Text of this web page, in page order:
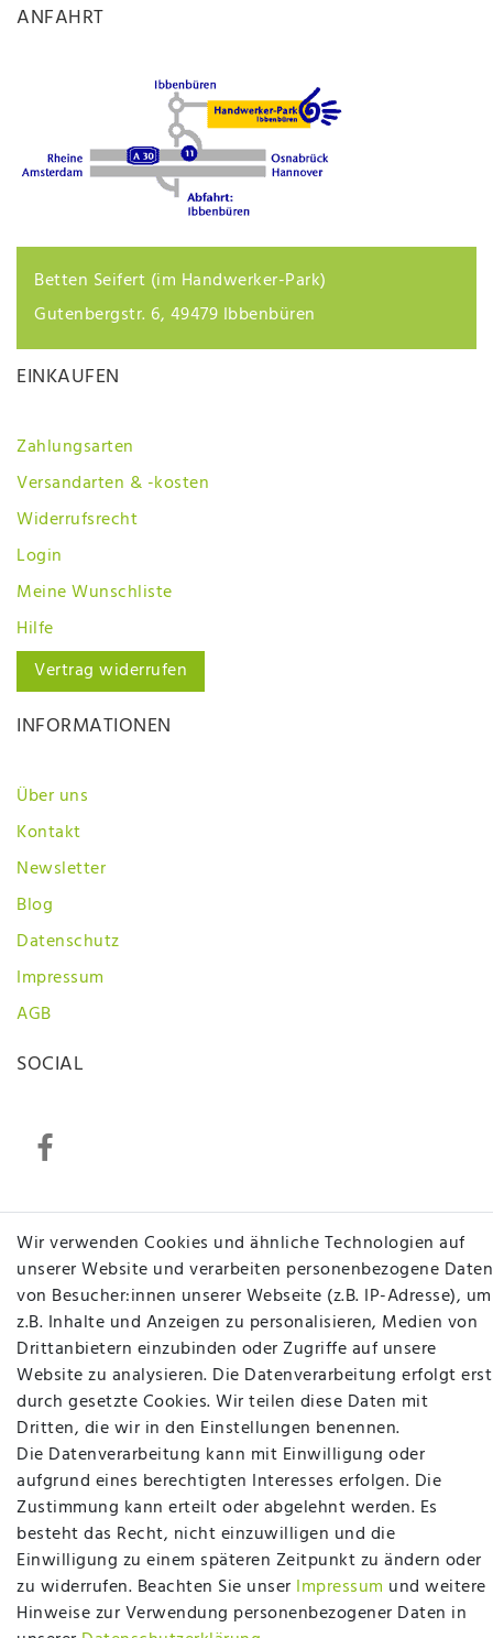
ANFAHRT
Betten Seifert (im Handwerker-Park)
Gutenbergstr. 6, 49479 Ibbenbüren
EINKAUFEN
Zahlungsarten
Versandarten & -kosten
Widerrufsrecht
Login
Meine Wunschliste
Hilfe
Vertrag widerrufen
INFORMATIONEN
Über uns
Kontakt
Newsletter
Blog
Datenschutz
Impressum
AGB
SOCIAL
Betten Seifert – Ihr Fachgeschäft für Betten,
Matratzen, Bettwaren & mehr in Ibbenbüren. Sie
möchten richtig gut schlafen, legen Wert auf
qualitativ hochwertige Produkte und eine solide
Fachberatung für Matratzen und andere
Bettwaren? Dann sind Sie bei uns genau richtig.
Ob online oder vor Ort im Fachgeschäft in
Ibbenbüren - wir beraten Sie gerne!
Mehr erfahren
Wir verwenden Cookies und ähnliche Technologien auf
unserer Website und verarbeiten personenbezogene Daten
von Besucher:innen unserer Webseite (z.B. IP-Adresse), um
z.B. Inhalte und Anzeigen zu personalisieren, Medien von
Drittanbietern einzubinden oder Zugriffe auf unsere
Website zu analysieren. Die Datenverarbeitung erfolgt erst
durch gesetzte Cookies. Wir teilen diese Daten mit
Dritten, die wir in den Einstellungen benennen.
Die Datenverarbeitung kann mit Einwilligung oder
aufgrund eines berechtigten Interesses erfolgen. Die
Zustimmung kann erteilt oder abgelehnt werden. Es
besteht das Recht, nicht einzuwilligen und die
Einwilligung zu einem späteren Zeitpunkt zu ändern oder
zu widerrufen. Beachten Sie unser Impressum und weitere
Hinweise zur Verwendung personenbezogener Daten in
plentymarkets Template von Plenty Lions